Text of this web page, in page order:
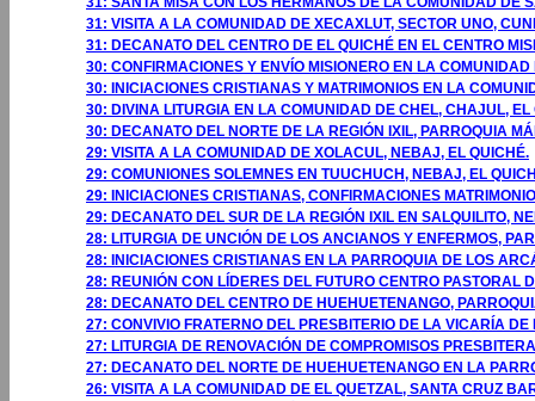
31: VISITA A LA COMUNIDAD DE XECAXLUT, SECTOR UNO,
31: DECANATO DEL CENTRO DE EL QUICHÉ EN EL CENTRO
30: CONFIRMACIONES Y ENVÍO MISIONERO EN LA
30: INICIACIONES CRISTIANAS Y MATRIMONIOS EN LA
30: DIVINA LITURGIA EN LA COMUNIDAD DE CHEL, CHAJUL, EL
30: DECANATO DEL NORTE DE LA REGIÓN IXIL, PARROQUIA
29: VISITA A LA COMUNIDAD DE XOLACUL, NEBAJ, EL QUICHÉ.
29: COMUNIONES SOLEMNES EN TUUCHUCH, NEBAJ, EL
29: INICIACIONES CRISTIANAS, CONFIRMACIONES
29: DECANATO DEL SUR DE LA REGIÓN IXIL EN SALQUILITO,
28: LITURGIA DE UNCIÓN DE LOS ANCIANOS Y ENFERMOS,
28: INICIACIONES CRISTIANAS EN LA PARROQUIA DE LOS
28: REUNIÓN CON LÍDERES DEL FUTURO CENTRO PASTORAL
28: DECANATO DEL CENTRO DE HUEHUETENANGO,
27: CONVIVIO FRATERNO DEL PRESBITERIO DE LA VICARÍA
27: LITURGIA DE RENOVACIÓN DE COMPROMISOS
27: DECANATO DEL NORTE DE HUEHUETENANGO EN LA
26: VISITA A LA COMUNIDAD DE EL QUETZAL, SANTA CRUZ